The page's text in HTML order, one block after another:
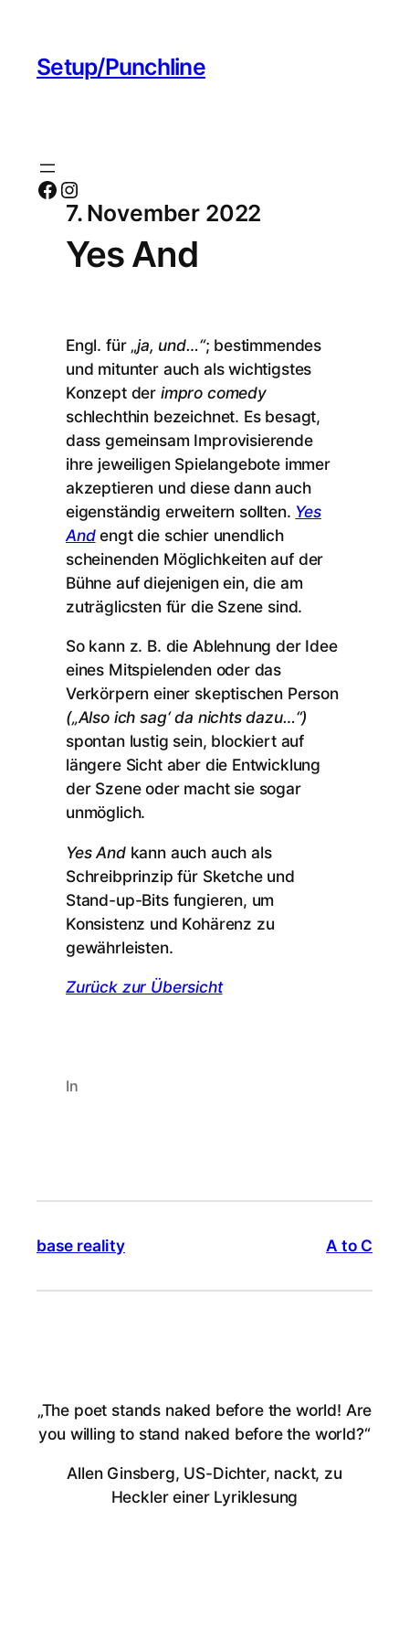
Setup/Punchline
Facebook Instagram
7. November 2022
Yes And
Engl. für „ja, und…“; bestimmendes
und mitunter auch als wichtigstes
Konzept der impro comedy
schlechthin bezeichnet. Es besagt,
dass gemeinsam Improvisierende
ihre jeweiligen Spielangebote immer
akzeptieren und diese dann auch
eigenständig erweitern sollten. Yes
Andengt die schier unendlich
scheinenden Möglichkeiten auf der
Bühne auf diejenigen ein, die am
zuträglicsten für die Szene sind.
So kann z. B. die Ablehnung der Idee
eines Mitspielenden oder das
Verkörpern einer skeptischen Person
(„Also ich sag‘ da nichts dazu…“)
spontan lustig sein, blockiert auf
längere Sicht aber die Entwicklung
der Szene oder macht sie sogar
unmöglich.
Yes Andkann auch auch als
Schreibprinzip für Sketche und
Stand-up-Bits fungieren, um
Konsistenz und Kohärenz zu
gewährleisten.
Zurück zur Übersicht
In
base reality A to C
„The poet stands naked before the world! Are
you willing to stand naked before the world?“
Allen Ginsberg, US-Dichter, nackt, zu
Heckler einer Lyriklesung